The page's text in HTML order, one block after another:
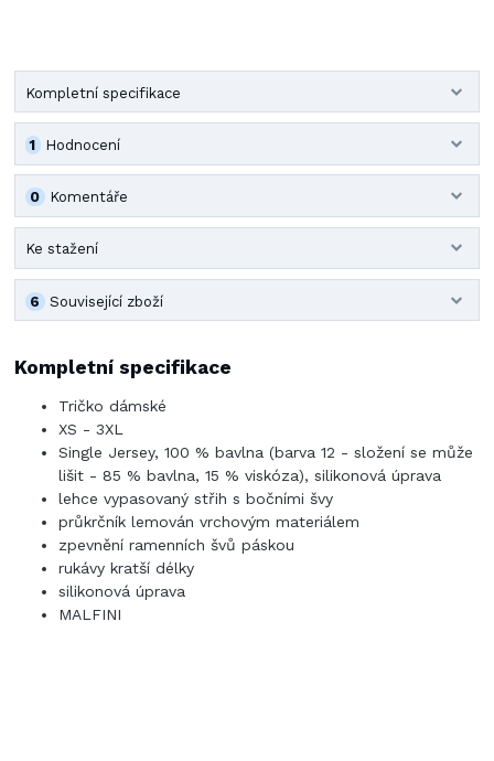
Kompletní specifikace
Hodnocení
1
Komentáře
0
Ke stažení
Související zboží
6
Kompletní specifikace
Tričko dámské
XS - 3XL
Single Jersey, 100 % bavlna (barva 12 - složení se může
lišit - 85 % bavlna, 15 % viskóza), silikonová úprava
lehce vypasovaný střih s bočními švy
průkrčník lemován vrchovým materiálem
zpevnění ramenních švů páskou
rukávy kratší délky
silikonová úprava
MALFINI